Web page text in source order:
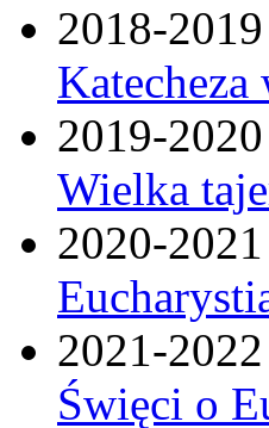
2018-2019
2019-2020
Wielka
2020-2021
2021-2022
Święci o